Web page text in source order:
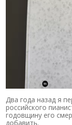
Два года назад я
российского
годовщину его
добавить.